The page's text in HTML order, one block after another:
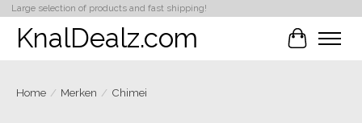
Large selection of products and fast shipping!
KnalDealz.com
Home / Merken / Chimei